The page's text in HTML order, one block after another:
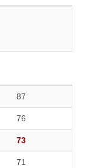
87
76
73
71